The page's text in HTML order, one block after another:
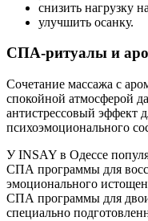
снизить нагрузку
улучшить осанку.
СПА-ритуалы и
Сочетание массажа с
спокойной атмосферой
антистрессовый эффект
психоэмоционального
У INSAY в Одессе
СПА программы для
эмоционального
СПА программы для
специально